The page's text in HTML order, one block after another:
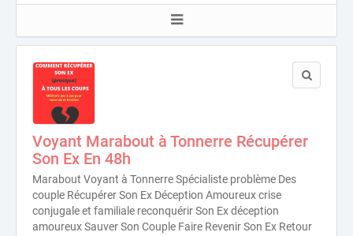
Voyant Marabout à Tonnerre Récupérer
Son Ex En 48h
Marabout Voyant à Tonnerre Spécialiste problème Des
couple Récupérer Son Ex Déception Amoureux crise
conjugale et familiale reconquérir Son Ex déception
amoureux Sauver Son Couple Faire Revenir Son Ex Retour